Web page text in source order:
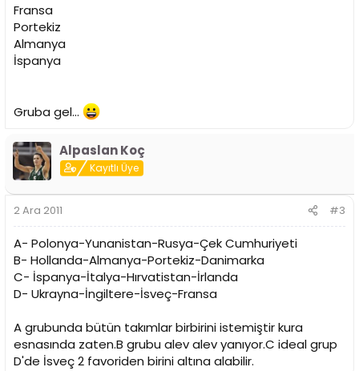
Fransa
Portekiz
Almanya
İspanya
Gruba gel...
Alpaslan Koç
Kayıtlı Üye
2 Ara 2011 #3
A- Polonya-Yunanistan-Rusya-Çek Cumhuriyeti
B- Hollanda-Almanya-Portekiz-Danimarka
C- İspanya-İtalya-Hırvatistan-İrlanda
D- Ukrayna-İngiltere-İsveç-Fransa
A grubunda bütün takımlar birbirini istemiştir kura
esnasında zaten.B grubu alev alev yanıyor.C ideal grup
D'de İsveç 2 favoriden birini altına alabilir.